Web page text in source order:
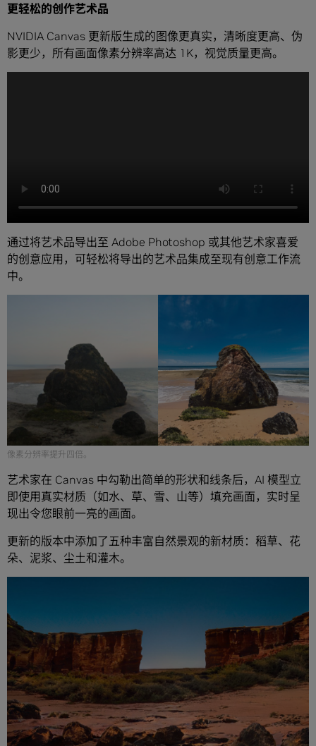
更轻松的创作艺术品
NVIDIA Canvas 更新版生成的图像更真实，清晰度更高、伪
影更少，所有画面像素分辨率高达 1K，视觉质量更高。
通过将艺术品导出至 Adobe Photoshop 或其他艺术家喜爱
的创意应用，可轻松将导出的艺术品集成至现有创意工作流
中。
像素分辨率提升四倍。
艺术家在 Canvas 中勾勒出简单的形状和线条后，AI 模型立
即使用真实材质（如水、草、雪、山等）填充画面，实时呈
现出令您眼前一亮的画面。
更新的版本中添加了五种丰富自然景观的新材质：稻草、花
朵、泥浆、尘土和灌木。